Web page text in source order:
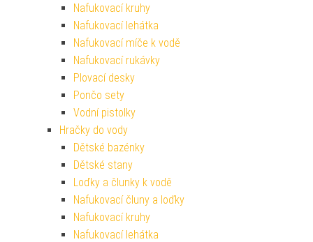
Nafukovací kruhy
Nafukovací lehátka
Nafukovací míče k vodě
Nafukovací rukávky
Plovací desky
Pončo sety
Vodní pistolky
Hračky do vody
Dětské bazénky
Dětské stany
Loďky a člunky k vodě
Nafukovací čluny a loďky
Nafukovací kruhy
Nafukovací lehátka